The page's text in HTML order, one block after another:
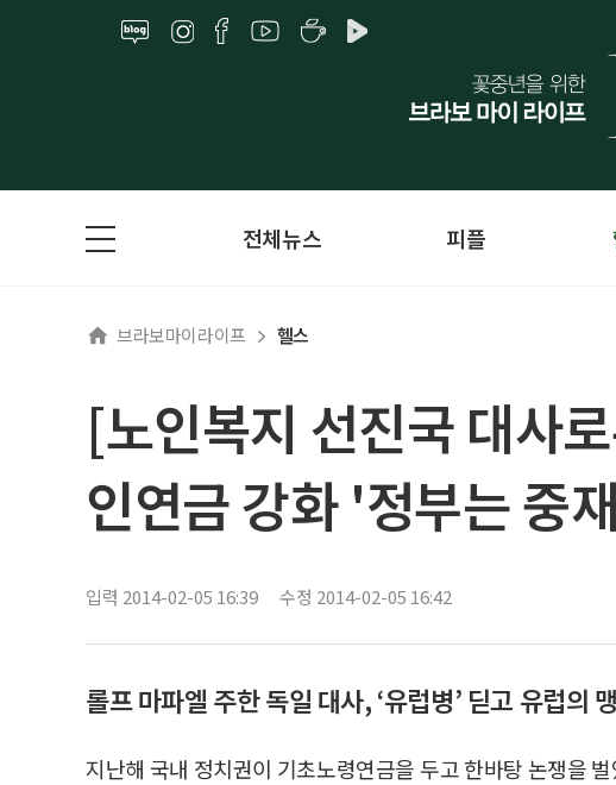
전체뉴스 피플
브라보마이라이프 헬스
[노인복지 선진국 대사
인연금 강화 '정부는 중
입력 2014-02-05 16:39 수정 2014-02-05 16:42
롤프 마파엘 주한 독일 대사, ‘유럽병’ 딛고 유럽의
지난해 국내 정치권이 기초노령연금을 두고 한바탕 논쟁을